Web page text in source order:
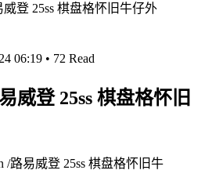
06:19 • 72 Read
威登 25ss 棋盘格怀旧